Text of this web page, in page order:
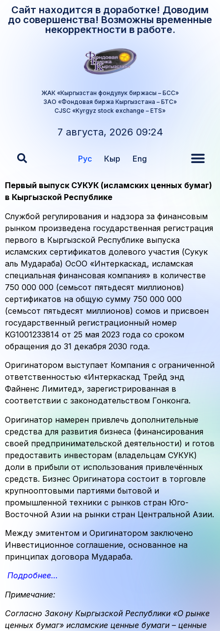
Сайт находится в доработке! Доводим
до совершенства! Возможны временные
некорректности в работе.
ЖАК «Кыргызстан фондулук биржасы – БСС»
ЗАО «Фондовая биржа Кыргызстана – БТС»
CJSC «Kyrgyz stock exchange – ETS»
7 августа, 2026 09:24
Рус Кыр Eng
Первый выпуск СУКУК (исламских ценных бумаг)
в Кыргызской Республике
Службой регулирования и надзора за финансовым
рынком произведена государственная регистрация
первого в Кыргызской Республике выпуска
исламских сертификатов долевого участия (Сукук
аль Мудараба) ОсОО «Интеркаскад, исламская
специальная финансовая компания» в количестве
750 000 000 (семьсот пятьдесят миллионов)
сертификатов на общую сумму 750 000 000
(семьсот пятьдесят миллионов) сомов и присвоен
государственный регистрационный номер
KG1001233814 от 25 мая 2023 года со сроком
обращения до 31 декабря 2030 года.
Оригинатором выступает Компания с ограниченной
ответственностью «Интеркаскад Трейд энд
Файненс Лимитед», зарегистрированная в
соответствии с законодательством Гонконга.
Оригинатор намерен привлечь дополнительные
средства для развития бизнеса (финансирования
своей предпринимательской деятельности) и готов
предоставить инвесторам (владельцам СУКУК)
доли в прибыли от использования привлечённых
средств. Бизнес Оригинатора состоит в торговле
крупнооптовыми партиями бытовой и
промышленной техники с рынков стран Юго-
Восточной Азии на рынки стран Центральной Азии.
Между эмитентом и Оригинатором заключено
Инвестиционное соглашение, основанное на
принципах договора Мудараба.
Подробнее…
Примечание:
Согласно Закону Кыргызской Республики «О рынке
ценных бумаг» исламские ценные бумаги – ценные